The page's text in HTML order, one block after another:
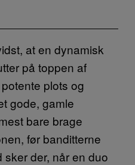
at en dynamisk
på toppen af
plots og
gode, gamle
bare brage
før banditterne
der, når en duo